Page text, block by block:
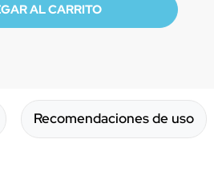
Recomendaciones de uso